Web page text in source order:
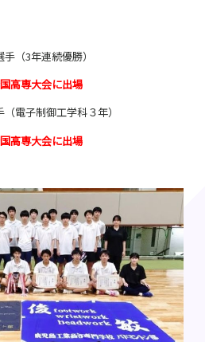
（3年連続優勝）
高専大会に出場
子制御工学科３年）
高専大会に出場